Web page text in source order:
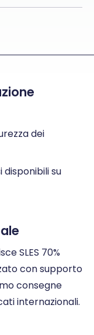
dei
disponibili su
SLES 70%
con supporto
consegne
internazionali.